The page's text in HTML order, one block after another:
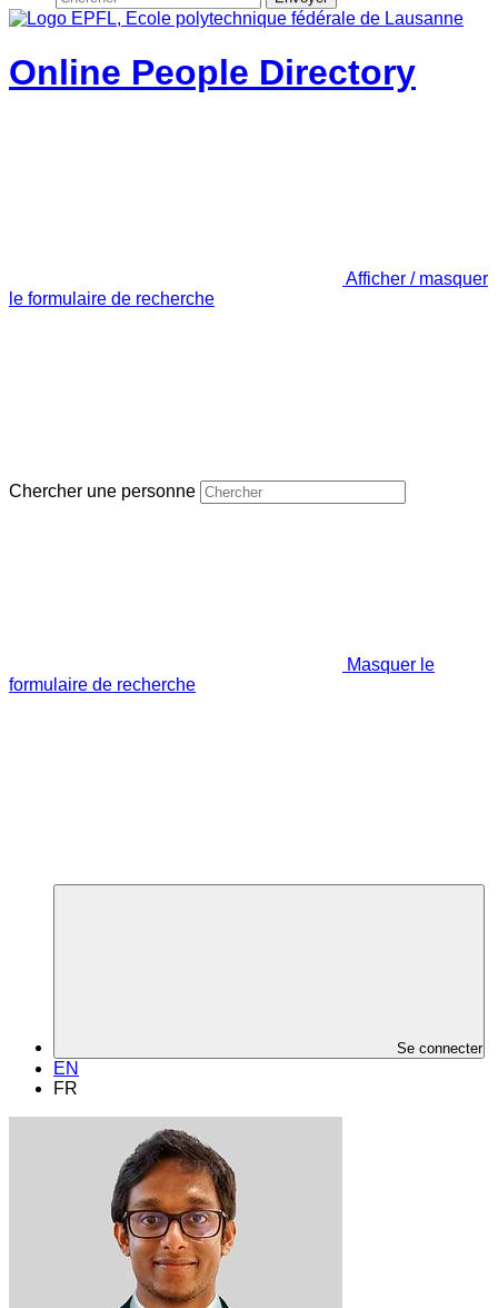
Online People Directory
Afficher / masquer
le formulaire de recherche
Chercher une personne
Masquer le
formulaire de recherche
Se connecter
EN
FR